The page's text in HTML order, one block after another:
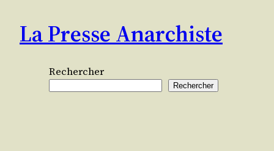
contenu
La Presse Anarchiste
Rechercher
Rechercher